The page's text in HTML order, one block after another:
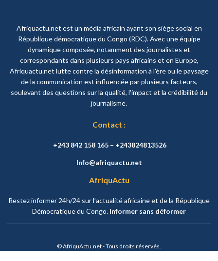
Afriquactu.net est un média africain ayant son siège social en
République démocratique du Congo (RDC). Avec une équipe
dynamique composée, notamment des journalistes et
correspondants dans plusieurs pays africains et en Europe,
Afriquactu.net lutte contre la désinformation à l'ère ou le paysage
de la communication est influencée par plusieurs facteurs,
soulevant des questions sur la qualité, l'impact et la crédibilité du
journalisme.
Contact :
+243 842 158 165 – +243824813526
Info@afriquactu.net
AfriquActu
Restez informer 24h/24 sur l’actualité africaine et de la République
Démocratique du Congo. Informer sans déformer
© AfriquActu.net - Tous droits réservés.